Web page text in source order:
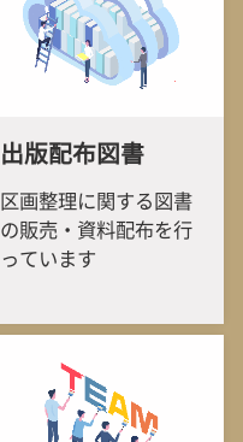
出版配布図書
区画整理に関する図書
の販売・資料配布を行
っています